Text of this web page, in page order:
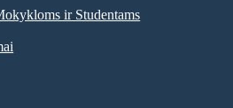
ir Studentams